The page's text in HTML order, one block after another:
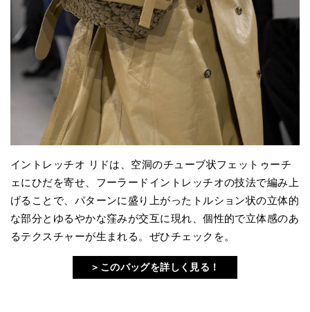
イントレッチオ リドは、空洞のチューブ状フェットゥーチ
ェにひだを寄せ、フーラードイントレッチオの技法で編み上
げることで、パターンに盛り上がったトルション状の立体的
な部分とゆるやかな窪みが交互に現れ、個性的で立体感のあ
るテクスチャーが生まれる。ぜひチェックを。
＞このバッグを詳しく見る！